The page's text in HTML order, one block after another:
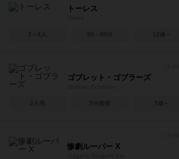
トーレス
2～4人 60～80分 12歳～
ゴブレット・ゴブラーズ
2人用 5分前後 5歳～
惨劇ルーパー X